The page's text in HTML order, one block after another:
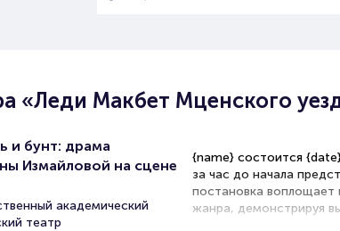
«Леди Макбет Мценского
и бунт: драма
Измайловой на сцене
академический
театр
{name} состоится
за час до начала
постановка воплощает
жанра, демонстрируя